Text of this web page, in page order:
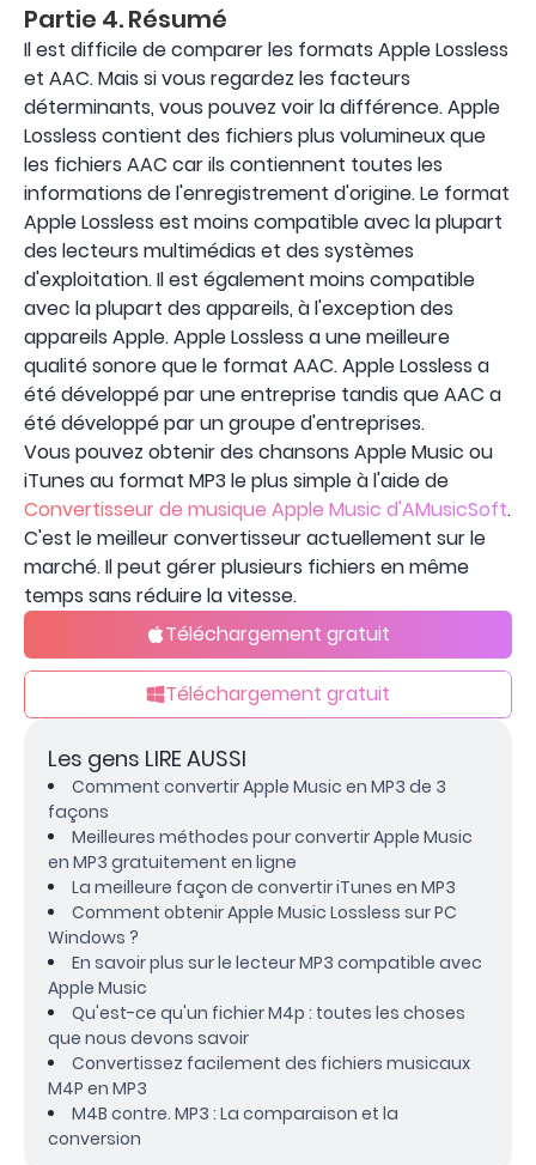
Partie 4. Résumé
Il est difficile de comparer les formats Apple Lossless
et AAC. Mais si vous regardez les facteurs
déterminants, vous pouvez voir la différence. Apple
Lossless contient des fichiers plus volumineux que
les fichiers AAC car ils contiennent toutes les
informations de l'enregistrement d'origine. Le format
Apple Lossless est moins compatible avec la plupart
des lecteurs multimédias et des systèmes
d'exploitation. Il est également moins compatible
avec la plupart des appareils, à l'exception des
appareils Apple. Apple Lossless a une meilleure
qualité sonore que le format AAC. Apple Lossless a
été développé par une entreprise tandis que AAC a
été développé par un groupe d'entreprises.
Vous pouvez obtenir des chansons Apple Music ou
iTunes au format MP3 le plus simple à l'aide de
Convertisseur de musique Apple Music d'AMusicSoft.
C'est le meilleur convertisseur actuellement sur le
marché. Il peut gérer plusieurs fichiers en même
temps sans réduire la vitesse.
Téléchargement gratuit
Téléchargement gratuit
Les gens LIRE AUSSI
Comment convertir Apple Music en MP3 de 3
façons
Meilleures méthodes pour convertir Apple Music
en MP3 gratuitement en ligne
La meilleure façon de convertir iTunes en MP3
Comment obtenir Apple Music Lossless sur PC
Windows ?
En savoir plus sur le lecteur MP3 compatible avec
Apple Music
Qu'est-ce qu'un fichier M4p : toutes les choses
que nous devons savoir
Convertissez facilement des fichiers musicaux
M4P en MP3
M4B contre. MP3 : La comparaison et la
conversion